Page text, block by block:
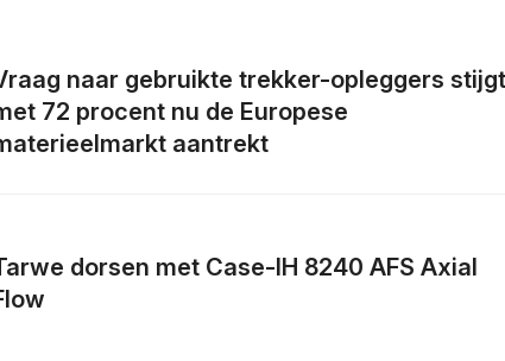
naar gebruikte trekker-opleggers stijgt
72 procent nu de Europese
aantrekt
dorsen met Case-IH 8240 AFS Axial